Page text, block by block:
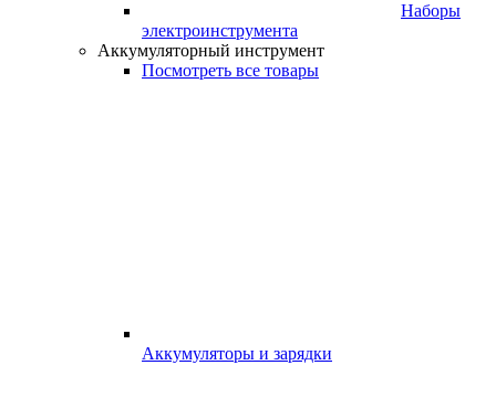
Наборы
электроинструмента
Аккумуляторный инструмент
Посмотреть все товары
Аккумуляторы и зарядки